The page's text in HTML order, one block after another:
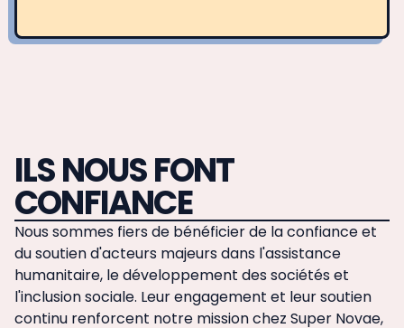
ILS NOUS FONT
CONFIANCE
Nous sommes fiers de bénéficier de la confiance et
du soutien d'acteurs majeurs dans l'assistance
humanitaire, le développement des sociétés et
l'inclusion sociale. Leur engagement et leur soutien
continu renforcent notre mission chez Super Novae,